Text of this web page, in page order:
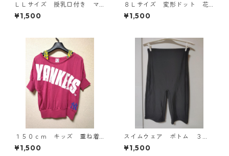
ＬＬサイズ 授乳口付き マ
タニティ ドッキングワンピ
ース ホワイト×ブルー KAE
¥1,500
８Ｌサイズ 変形ドット 花
柄 ボウタイブラウス オフ
ホワイト KAE-4770
¥1,500
１５０ｃｍ キッズ 重ね着
風ドルマントップス マゼン
タ KAE-4791
¥1,500
スイムウェア ボトム ３
Ｌ ブラック KAE-4563
¥1,500